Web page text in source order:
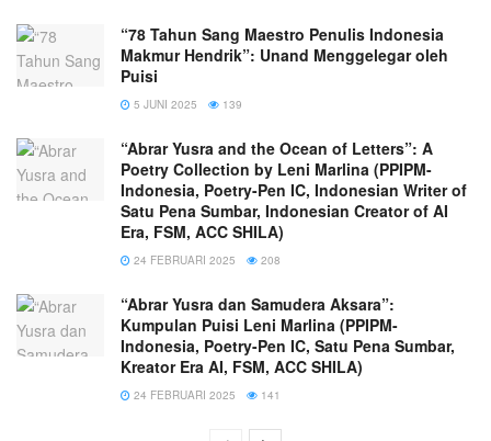
“78 Tahun Sang Maestro Penulis Indonesia
Makmur Hendrik”: Unand Menggelegar oleh
Puisi
5 JUNI 2025 139
“Abrar Yusra and the Ocean of Letters”: A
Poetry Collection by Leni Marlina (PPIPM-
Indonesia, Poetry-Pen IC, Indonesian Writer of
Satu Pena Sumbar, Indonesian Creator of AI
Era, FSM, ACC SHILA)
24 FEBRUARI 2025 208
“Abrar Yusra dan Samudera Aksara”:
Kumpulan Puisi Leni Marlina (PPIPM-
Indonesia, Poetry-Pen IC, Satu Pena Sumbar,
Kreator Era AI, FSM, ACC SHILA)
24 FEBRUARI 2025 141